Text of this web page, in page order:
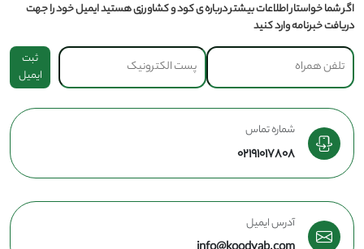
اگر شما خواستار اطلاعات بیشتر درباره ی کود و کشاورزی هستید ایمیل خود را جهت
دریافت خبرنامه وارد کنید
ثبت
ایمیل
شماره تماس
02191017808
آدرس ایمیل